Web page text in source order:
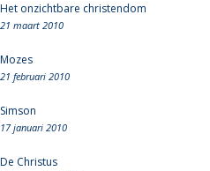
Het onzichtbare christendom
21 maart 2010
Mozes
21 februari 2010
Simson
17 januari 2010
De Christus